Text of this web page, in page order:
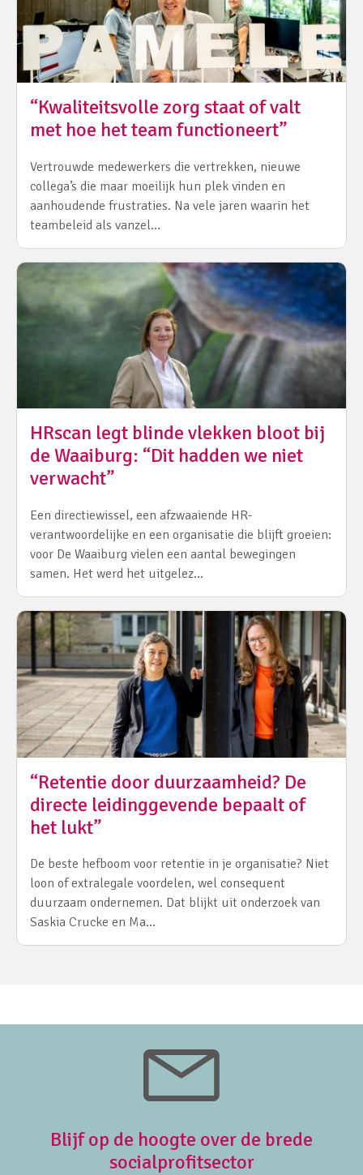
“Kwaliteitsvolle zorg staat of valt
met hoe het team functioneert”
Vertrouwde medewerkers die vertrekken, nieuwe
collega’s die maar moeilijk hun plek vinden en
aanhoudende frustraties. Na vele jaren waarin het
teambeleid als vanzel…
HRscan legt blinde vlekken bloot bij
de Waaiburg: “Dit hadden we niet
verwacht”
Een directiewissel, een afzwaaiende HR-
verantwoordelijke en een organisatie die blijft groeien:
voor De Waaiburg vielen een aantal bewegingen
samen. Het werd het uitgelez…
“Retentie door duurzaamheid? De
directe leidinggevende bepaalt of
het lukt”
De beste hefboom voor retentie in je organisatie? Niet
loon of extralegale voordelen, wel consequent
duurzaam ondernemen. Dat blijkt uit onderzoek van
Saskia Crucke en Ma…
Blijf op de hoogte over de brede
socialprofitsector